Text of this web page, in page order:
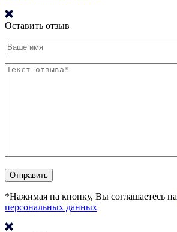
Оставить отзыв
*Нажимая на кнопку, Вы соглашаетесь на
персональных данных